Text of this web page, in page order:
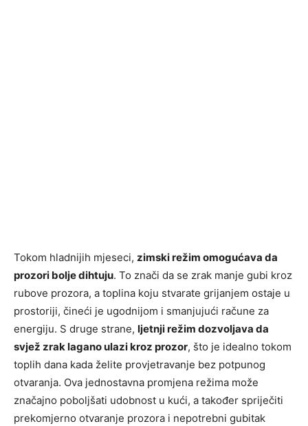
Tokom hladnijih mjeseci, zimski režim omogućava da
prozori bolje dihtuju. To znači da se zrak manje gubi kroz
rubove prozora, a toplina koju stvarate grijanjem ostaje u
prostoriji, čineći je ugodnijom i smanjujući račune za
energiju. S druge strane, ljetnji režim dozvoljava da
svjež zrak lagano ulazi kroz prozor, što je idealno tokom
toplih dana kada želite provjetravanje bez potpunog
otvaranja. Ova jednostavna promjena režima može
značajno poboljšati udobnost u kući, a također spriječiti
prekomjerno otvaranje prozora i nepotrebni gubitak